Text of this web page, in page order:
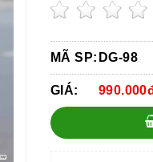
MÃ SP: DG-98
GIÁ: